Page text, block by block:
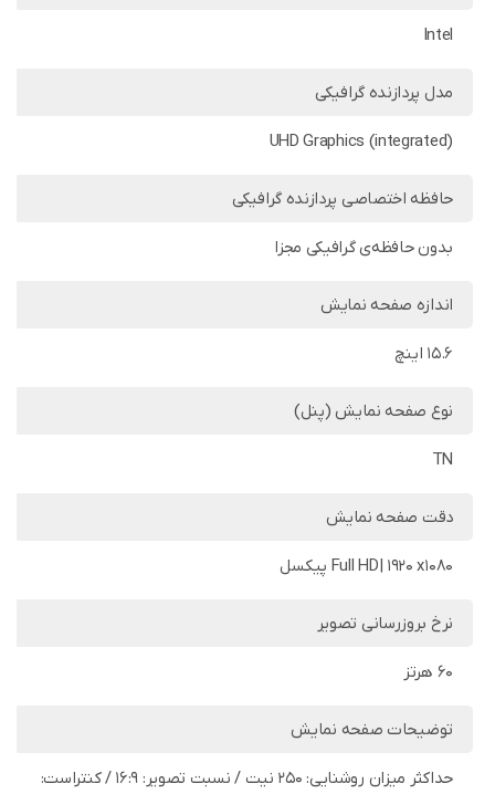
Intel
مدل پردازنده گرافیکی
UHD Graphics (integrated)
حافظه اختصاصی پردازنده گرافیکی
بدون حافظه‌ی گرافیکی مجزا
اندازه صفحه نمایش
15.6 اینچ
نوع صفحه نمایش (پنل)
TN
دقت صفحه نمایش
Full HD| 1920 x1080 پیکسل
نرخ بروزرسانی تصویر
60 هرتز
توضیحات صفحه نمایش
حداکثر میزان روشنایی: 250 نیت / نسبت تصویر: 16:9 / کنتراست: